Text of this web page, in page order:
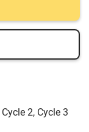
Cycle 2, Cycle 3